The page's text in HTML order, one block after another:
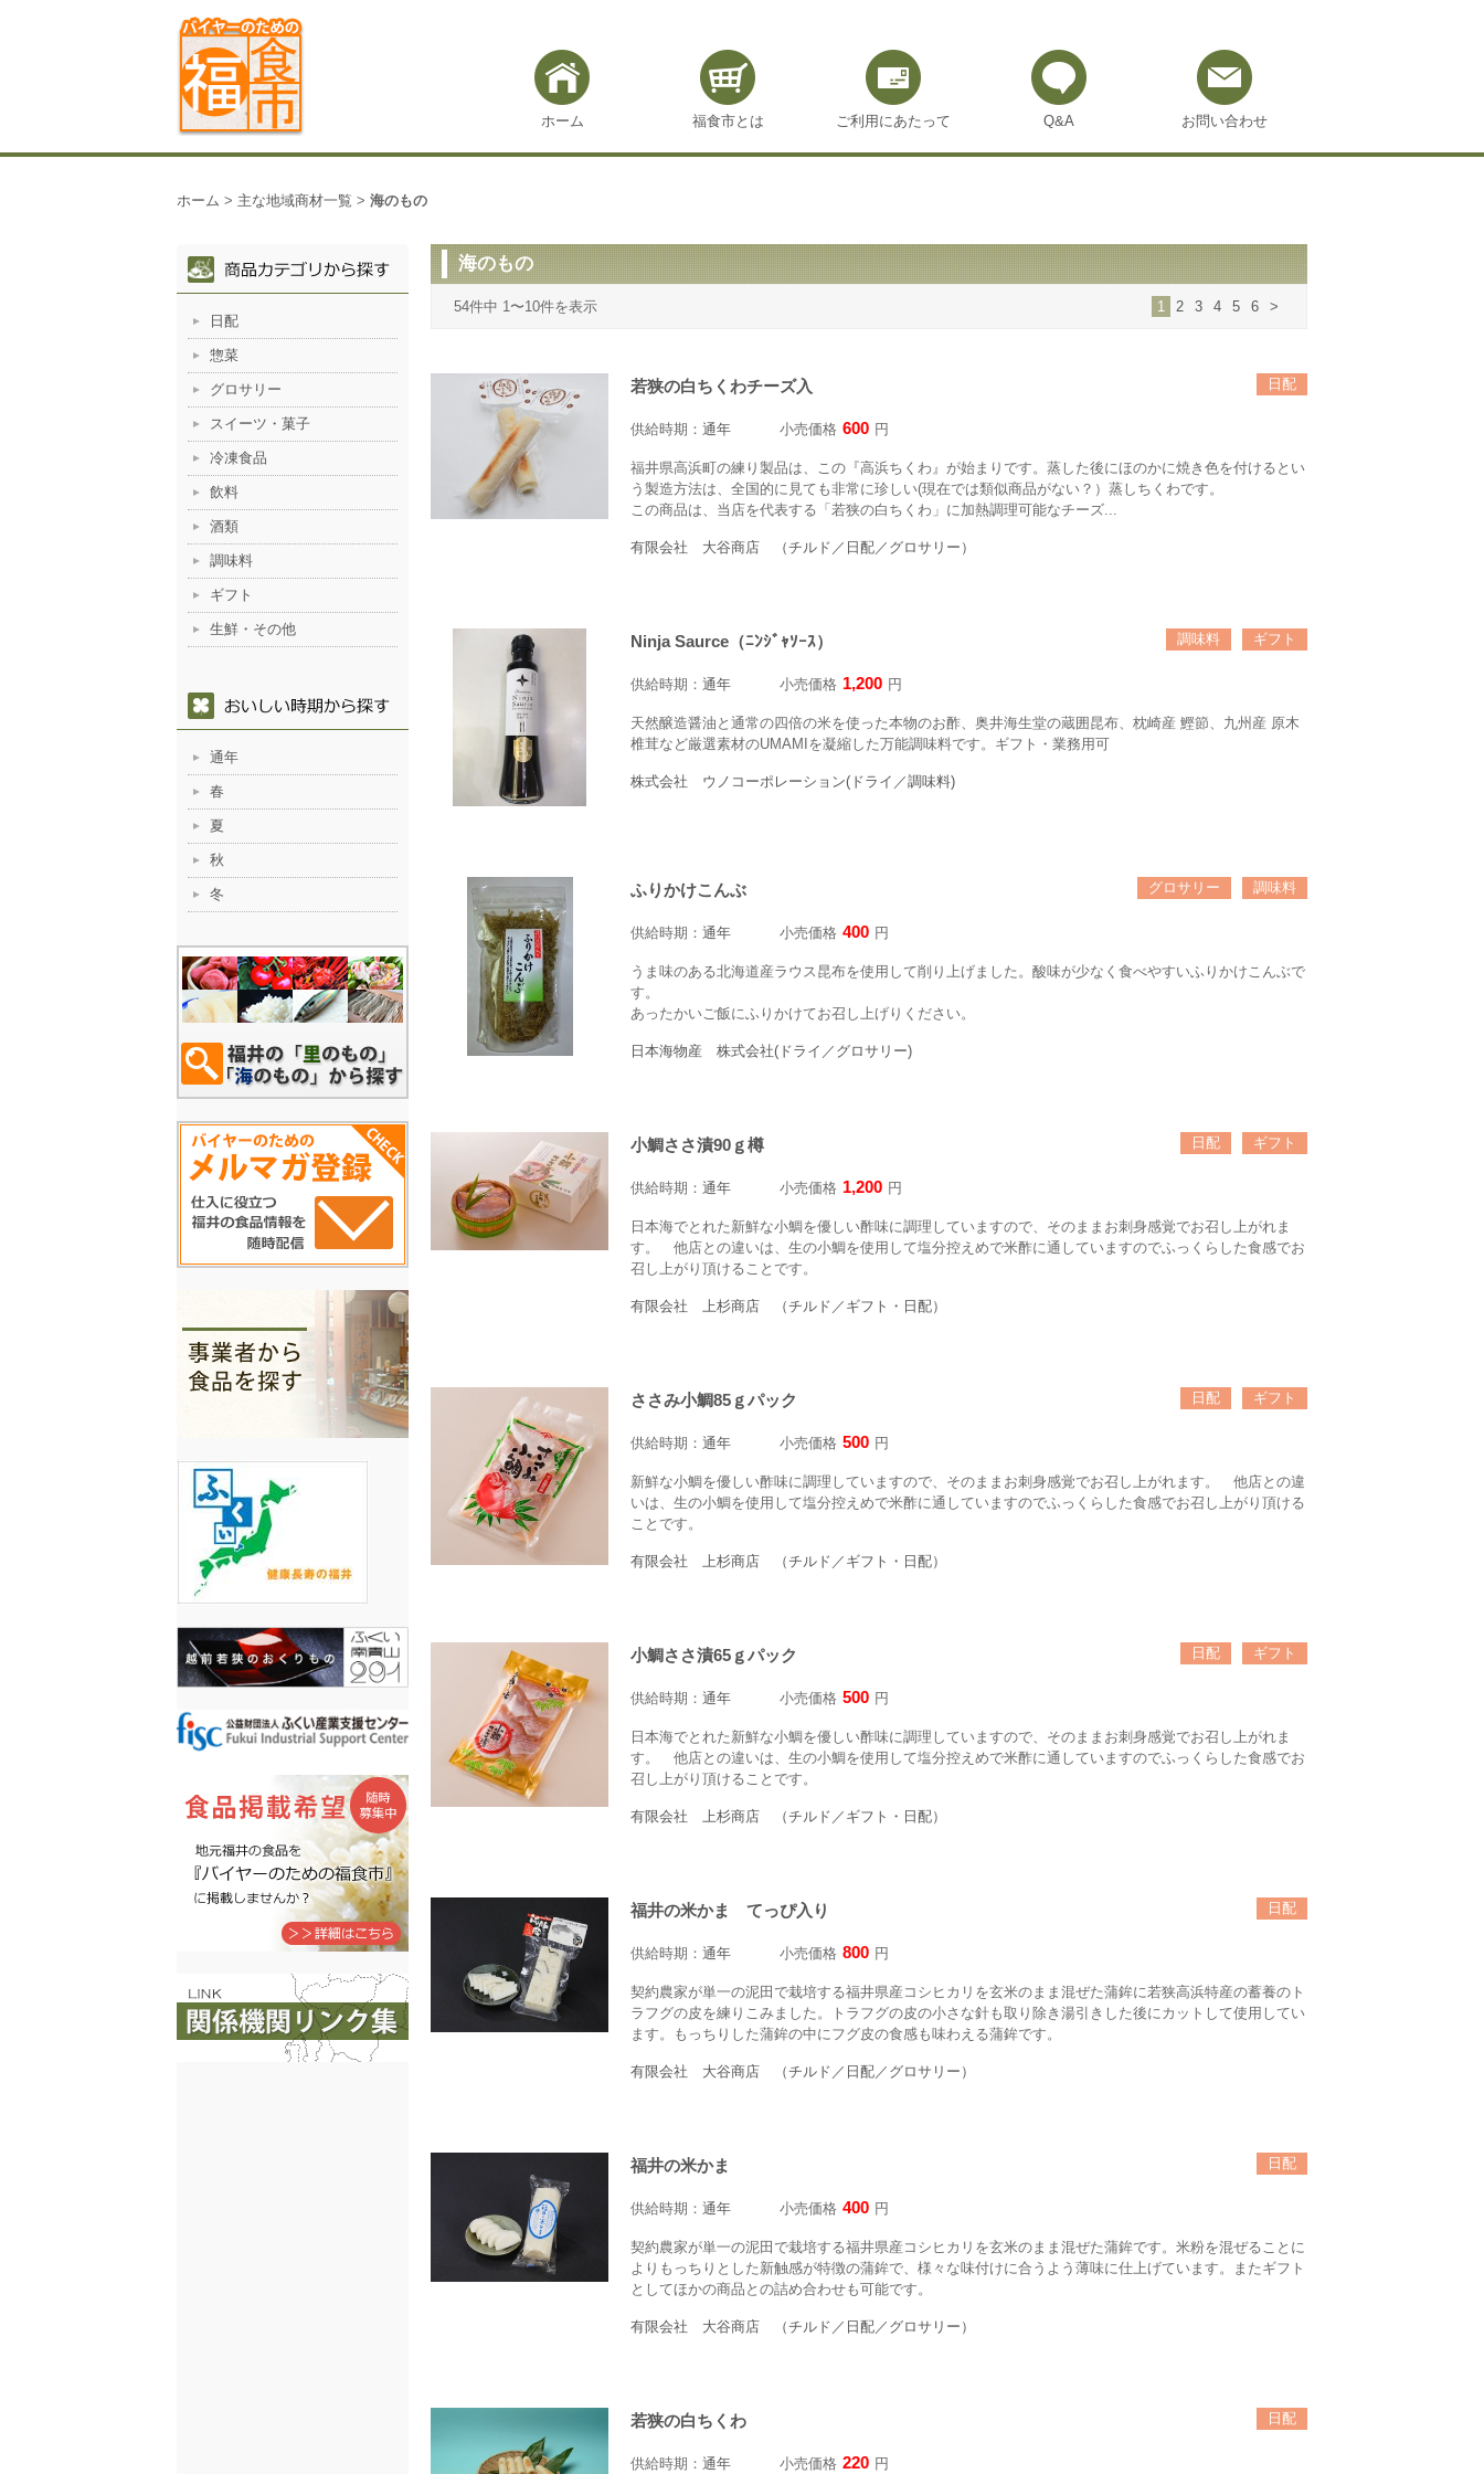
ホーム 福食市とは ご利用にあたって Q&A お問い合わせ
ホーム > 主な地域商材一覧 > 海のもの
海のもの
54件中 1〜10件を表示 1 2 3 4 5 6 >
若狭の白ちくわチーズ入
供給時期： 通年 小売価格 600 円
日配
福井県高浜町の練り製品は、この『高浜ちくわ』が始まりです。蒸した後にほのかに焼き色を付けるとい
う製造方法は、全国的に見ても非常に珍しい(現在では類似商品がない？）蒸しちくわです。
この商品は、当店を代表する「若狭の白ちくわ」に加熱調理可能なチーズ...
有限会社 大谷商店 （チルド／日配／グロサリー）
Ninja Saurce（ﾆﾝｼﾞｬｿｰｽ）
供給時期： 通年 小売価格 1,200 円
調味料 ギフト
天然醸造醤油と通常の四倍の米を使った本物のお酢、奥井海生堂の蔵囲昆布、枕崎産 鰹節、九州産 原木
椎茸など厳選素材のUMAMIを凝縮した万能調味料です。ギフト・業務用可
株式会社 ウノコーポレーション(ドライ／調味料)
ふりかけこんぶ
供給時期： 通年 小売価格 400 円
グロサリー 調味料
うま味のある北海道産ラウス昆布を使用して削り上げました。酸味が少なく食べやすいふりかけこんぶで
す。
あったかいご飯にふりかけてお召し上げりください。
日本海物産 株式会社(ドライ／グロサリー)
小鯛ささ漬90ｇ樽
供給時期： 通年 小売価格 1,200 円
日配 ギフト
日本海でとれた新鮮な小鯛を優しい酢味に調理していますので、そのままお刺身感覚でお召し上がれま
す。 他店との違いは、生の小鯛を使用して塩分控えめで米酢に通していますのでふっくらした食感でお
召し上がり頂けることです。
有限会社 上杉商店 （チルド／ギフト・日配）
ささみ小鯛85ｇパック
供給時期： 通年 小売価格 500 円
日配 ギフト
新鮮な小鯛を優しい酢味に調理していますので、そのままお刺身感覚でお召し上がれます。 他店との違
いは、生の小鯛を使用して塩分控えめで米酢に通していますのでふっくらした食感でお召し上がり頂ける
ことです。
有限会社 上杉商店 （チルド／ギフト・日配）
小鯛ささ漬65ｇパック
供給時期： 通年 小売価格 500 円
日配 ギフト
日本海でとれた新鮮な小鯛を優しい酢味に調理していますので、そのままお刺身感覚でお召し上がれま
す。 他店との違いは、生の小鯛を使用して塩分控えめで米酢に通していますのでふっくらした食感でお
召し上がり頂けることです。
有限会社 上杉商店 （チルド／ギフト・日配）
福井の米かま てっぴ入り
供給時期： 通年 小売価格 800 円
日配
契約農家が単一の泥田で栽培する福井県産コシヒカリを玄米のまま混ぜた蒲鉾に若狭高浜特産の蓄養のト
ラフグの皮を練りこみました。トラフグの皮の小さな針も取り除き湯引きした後にカットして使用してい
ます。もっちりした蒲鉾の中にフグ皮の食感も味わえる蒲鉾です。
有限会社 大谷商店 （チルド／日配／グロサリー）
福井の米かま
供給時期： 通年 小売価格 400 円
日配
契約農家が単一の泥田で栽培する福井県産コシヒカリを玄米のまま混ぜた蒲鉾です。米粉を混ぜることに
よりもっちりとした新触感が特徴の蒲鉾で、様々な味付けに合うよう薄味に仕上げています。またギフト
としてほかの商品との詰め合わせも可能です。
有限会社 大谷商店 （チルド／日配／グロサリー）
若狭の白ちくわ
供給時期： 通年 小売価格 220 円
日配
日配
惣菜
グロサリー
スイーツ・菓子
冷凍食品
飲料
酒類
調味料
ギフト
生鮮・その他
通年
春
夏
秋
冬